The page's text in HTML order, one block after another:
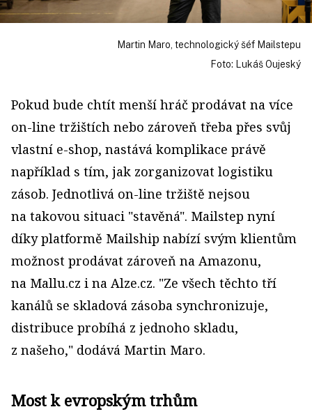
Martin Maro, technologický šéf Mailstepu
Foto: Lukáš Oujeský
Pokud bude chtít menší hráč prodávat na více
on-line tržištích nebo zároveň třeba přes svůj
vlastní e-shop, nastává komplikace právě
například s tím, jak zorganizovat logistiku
zásob. Jednotlivá on-line tržiště nejsou
na takovou situaci "stavěná". Mailstep nyní
díky platformě Mailship nabízí svým klientům
možnost prodávat zároveň na Amazonu,
na Mallu.cz i na Alze.cz. "Ze všech těchto tří
kanálů se skladová zásoba synchronizuje,
distribuce probíhá z jednoho skladu,
z našeho," dodává Martin Maro.
Most k evropským trhům